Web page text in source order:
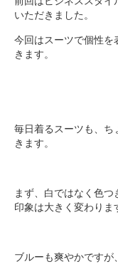
いただきました。
今回はスーツで個性を
きます。
毎日着るスーツも、ち
きます。
まず、白ではなく色
印象は大きく変わりま
ブルーも爽やかですが